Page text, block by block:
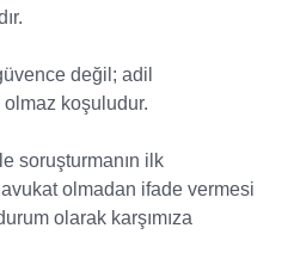
değil; adil
olmaz koşuludur.
soruşturmanın ilk
olmadan ifade vermesi
olarak karşımıza